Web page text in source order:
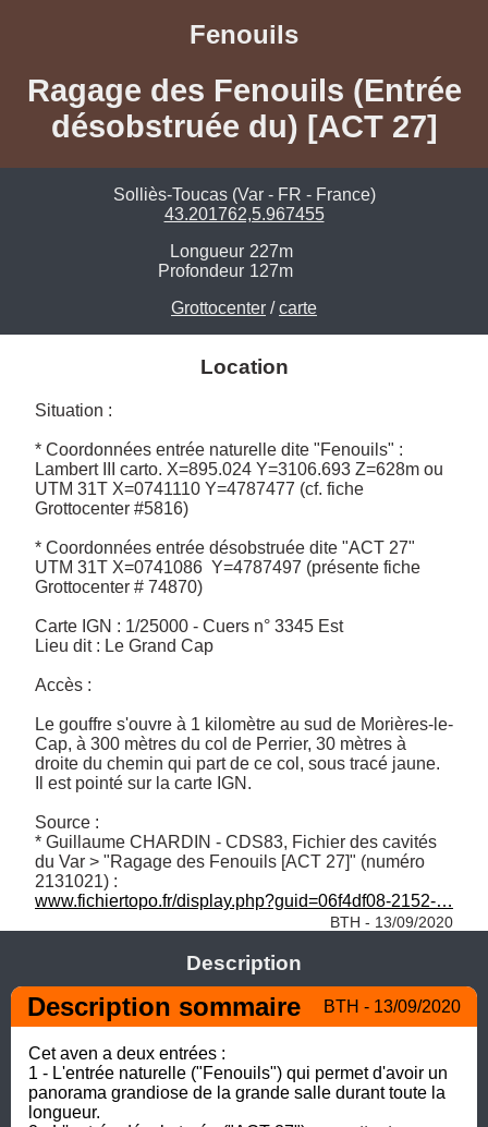
Fenouils
Ragage des Fenouils (Entrée
désobstruée du) [ACT 27]
Solliès-Toucas (Var - FR - France)
43.201762,5.967455
Longueur 227m
Profondeur 127m
Grottocenter /carte
Location
Situation :
* Coordonnées entrée naturelle dite "Fenouils" :
Lambert III carto. X=895.024 Y=3106.693 Z=628m ou
UTM 31T X=0741110 Y=4787477 (cf. fiche
Grottocenter #5816)
* Coordonnées entrée désobstruée dite "ACT 27"
UTM 31T X=0741086  Y=4787497 (présente fiche
Grottocenter # 74870)
Carte IGN : 1/25000 - Cuers n° 3345 Est
Lieu dit : Le Grand Cap
Accès :
Le gouffre s'ouvre à 1 kilomètre au sud de Morières-le-
Cap, à 300 mètres du col de Perrier, 30 mètres à
droite du chemin qui part de ce col, sous tracé jaune.
Il est pointé sur la carte IGN.
Source :
* Guillaume CHARDIN - CDS83, Fichier des cavités
du Var > "Ragage des Fenouils [ACT 27]" (numéro
www.fichiertopo.fr/display.php?guid=06f4df08-2152-…
BTH - 13/09/2020
Description
Description sommaire BTH - 13/09/2020
Cet aven a deux entrées :
1 - L'entrée naturelle ("Fenouils") qui permet d'avoir un
panorama grandiose de la grande salle durant toute la
longueur.